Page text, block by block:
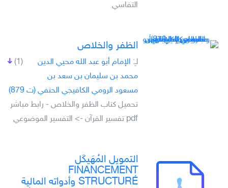
التفاسي
الظفر والخلاص
(1) لـِ: الإمام أبو عبد الله محيي الدين
محمد بن سليمان بن سعد بن
مسعود الرومي الكافيجي الحنفي (ت 879)
تحميل كتاب الظفر والخلاص - رابط مباشر
pdf تفسير القرآن -> التفسير الموضوعي
التمويل المُهَيكَل
FINANCEMENT
STRUCTURÉ وأدواته المالية